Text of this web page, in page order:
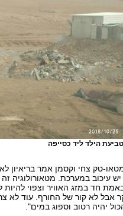
הילד ליד כסייפה
עיכוב במערכת. מטאורולוגיה זה
באמת חד במזג האוויר וצפוי
אבל לא קור של החורף. עוד לא
יהיה רטוב וספוג במים".